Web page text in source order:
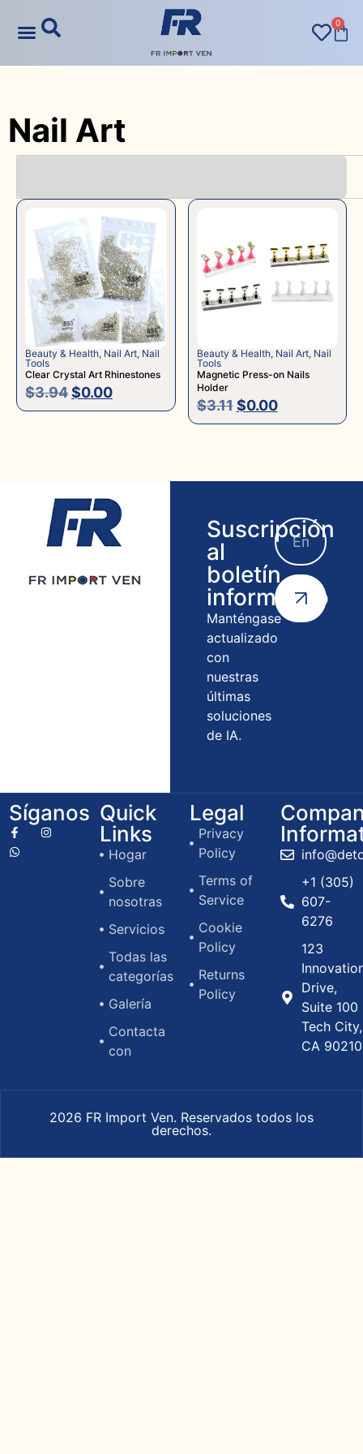
0
Nail Art
Beauty & Health, Nail Art, Nail
Tools
Clear Crystal Art Rhinestones
$3.94$0.00
Beauty & Health, Nail Art, Nail
Tools
Magnetic Press-on Nails
Holder
$3.11 $0.00
Suscripción
al
boletín
informativo
Manténgase
actualizado
con
nuestras
últimas
soluciones
de IA.
Síganos Quick
Links
Hogar
Sobre
nosotras
Servicios
Todas las
categorías
Galería
Contacta
con
Legal
Privacy
Policy
Terms of
Service
Cookie
Policy
Returns
Policy
+1 (305)
607-
6276
123
Drive,
Suite 100
Tech City,
CA 90210
2026 FR Import Ven. Reservados todos los
derechos.